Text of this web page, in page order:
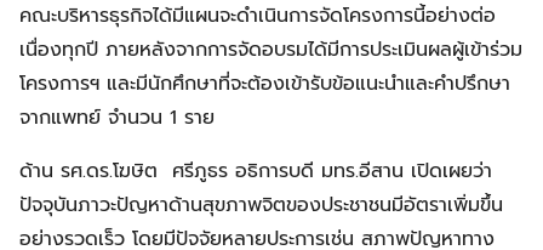
คณะบริหารธุรกิจได้มีแผนจะดำเนินการจัดโครงการนี้อย่างต่อ
เนื่องทุกปี ภายหลังจากการจัดอบรมได้มีการประเมินผลผู้เข้าร่วม
โครงการฯ และมีนักศึกษาที่จะต้องเข้ารับข้อแนะนำและคำปรึกษา
จากแพทย์ จำนวน 1 ราย
ด้าน รศ.ดร.โฆษิต ศรีภูธร อธิการบดี มทร.อีสาน เปิดเผยว่า
ปัจจุบันภาวะปัญหาด้านสุขภาพจิตของประชาชนมีอัตราเพิ่มขึ้น
อย่างรวดเร็ว โดยมีปัจจัยหลายประการเช่น สภาพปัญหาทาง